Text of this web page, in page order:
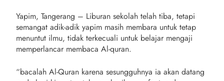
Yapim, Tangerang – Liburan sekolah telah tiba, tetapi
semangat adik-adik yapim masih membara untuk tetap
menuntut ilmu, tidak terkecuali untuk belajar mengaji
memperlancar membaca Al-quran.
“bacalah Al-Quran karena sesungguhnya ia akan datang